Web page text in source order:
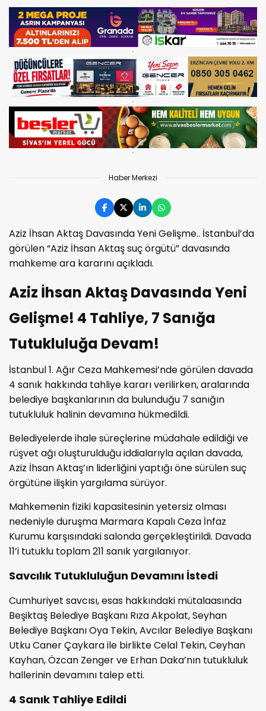
Haber Merkezi
Aziz İhsan Aktaş Davasında Yeni Gelişme.. İstanbul’da
görülen “Aziz İhsan Aktaş suç örgütü” davasında
mahkeme ara kararını açıkladı.
Aziz İhsan Aktaş Davasında Yeni
Gelişme! 4 Tahliye, 7 Sanığa
Tutukluluğa Devam!
İstanbul 1. Ağır Ceza Mahkemesi’nde görülen davada
4 sanık hakkında tahliye kararı verilirken, aralarında
belediye başkanlarının da bulunduğu 7 sanığın
tutukluluk halinin devamına hükmedildi.
Belediyelerde ihale süreçlerine müdahale edildiği ve
rüşvet ağı oluşturulduğu iddialarıyla açılan davada,
Aziz İhsan Aktaş’ın liderliğini yaptığı öne sürülen suç
örgütüne ilişkin yargılama sürüyor.
Mahkemenin fiziki kapasitesinin yetersiz olması
nedeniyle duruşma Marmara Kapalı Ceza İnfaz
Kurumu karşısındaki salonda gerçekleştirildi. Davada
11’i tutuklu toplam 211 sanık yargılanıyor.
Savcılık Tutukluluğun Devamını İstedi
Cumhuriyet savcısı, esas hakkındaki mütalaasında
Beşiktaş Belediye Başkanı Rıza Akpolat, Seyhan
Belediye Başkanı Oya Tekin, Avcılar Belediye Başkanı
Utku Caner Çaykara ile birlikte Celal Tekin, Ceyhan
Kayhan, Özcan Zenger ve Erhan Daka’nın tutukluluk
hallerinin devamını talep etti.
4 Sanık Tahliye Edildi